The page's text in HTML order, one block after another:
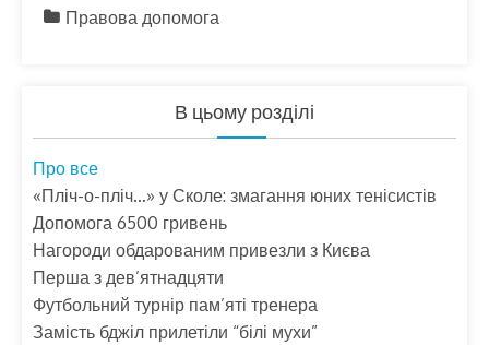
Правова допомога
В цьому розділі
Про все
«Пліч-о-пліч…» у Сколе: змагання юних тенісистів
Допомога 6500 гривень
Нагороди обдарованим привезли з Києва
Перша з дев’ятнадцяти
Футбольний турнір пам’яті тренера
Замість бджіл прилетіли “білі мухи”